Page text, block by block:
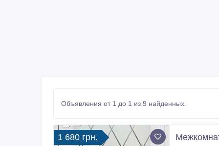
Объявления от 1 до 1 из 9 найденных.
1 680 грн.